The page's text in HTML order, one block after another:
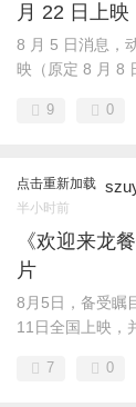
月 22 日上映
8 月 5 日消息，
映（原定 8 月 8
9 0
点击重新加载
半小时前
《欢迎来龙
片
8月5日，备受瞩
11日全国上映，
7 0